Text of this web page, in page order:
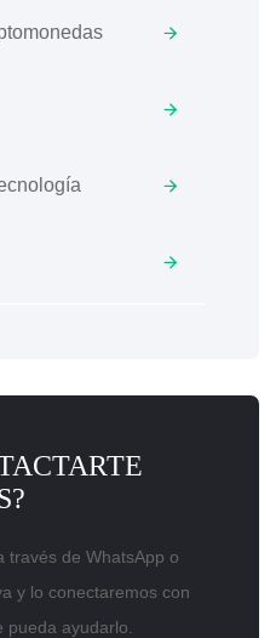
través de WhatsApp o
y lo conectaremos con
ayudarlo.